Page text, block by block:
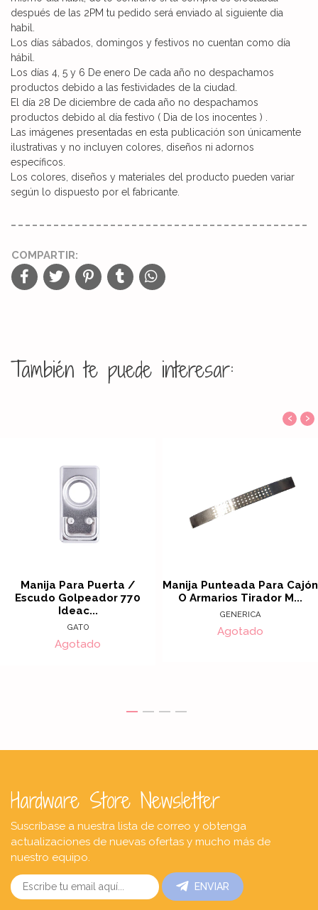
después de las 2PM tu pedido será enviado al siguiente dia
habil.
Los días sábados, domingos y festivos no cuentan como día
hábil.
Los días 4, 5 y 6 De enero De cada año no despachamos
productos debido a las festividades de la ciudad.
El día 28 De diciembre de cada año no despachamos
productos debido al día festivo ( Dia de los inocentes ) .
Las imágenes presentadas en esta publicación son únicamente
ilustrativas y no incluyen colores, diseños ni adornos
específicos.
Los colores, diseños y materiales del producto pueden variar
según lo dispuesto por el fabricante.
COMPARTIR:
También te puede interesar:
Manija Para Puerta /
Escudo Golpeador 770
Ideac...
GATO
Agotado
Manija Punteada Para Cajón
O Armarios Tirador M...
GENERICA
Agotado
‹ ›
Hardware Store Newsletter
Suscríbase a nuestra lista de correo y obtenga
actualizaciones de nuevas ofertas y mucho más de
nuestro equipo.
ENVIAR